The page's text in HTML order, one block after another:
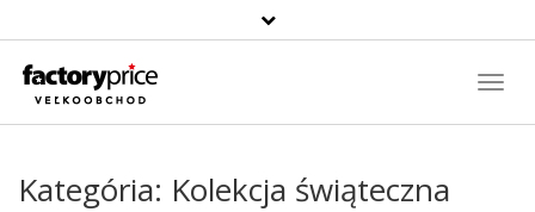
Szukaj
produktu
Kategória: Kolekcja świąteczna